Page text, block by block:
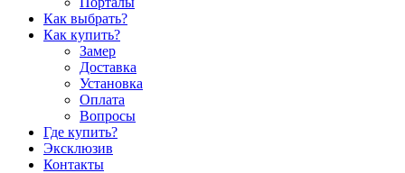
Как выбрать?
Как купить?
Замер
Доставка
Установка
Оплата
Вопросы
Где купить?
Эксклюзив
Контакты